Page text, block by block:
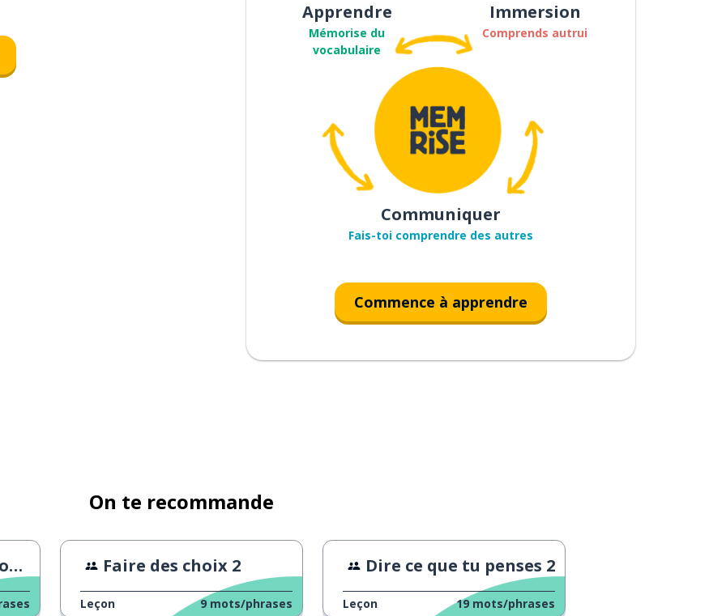
regarder un film ce soir ?
Apprendre
Mémorise du
vocabulaire
Immersion
Comprends autrui
Communiquer
Fais-toi comprendre des autres
Commence à apprendre
On te recommande
Faire des choix 2
Leçon 9 mots/phrases
Dire ce que tu penses 2
Leçon 19 mots/phrases